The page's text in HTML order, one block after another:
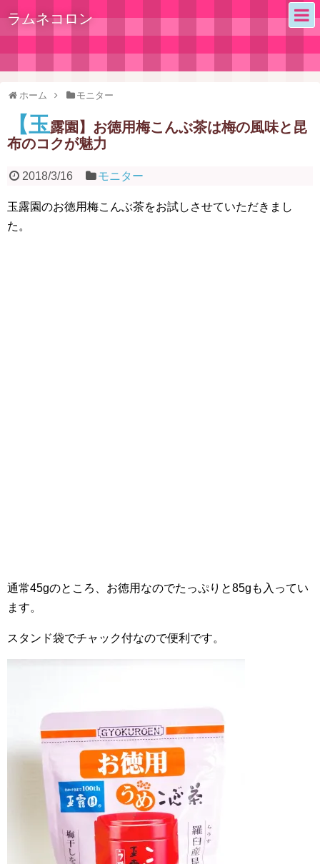
ラムネコロン
ホーム モニター
【玉露園】お徳用梅こんぶ茶は梅の風味と昆
布のコクが魅力
2018/3/16 モニター
玉露園のお徳用梅こんぶ茶をお試しさせていただきまし
た。
通常45gのところ、お徳用なのでたっぷりと85gも入ってい
ます。
スタンド袋でチャック付なので便利です。